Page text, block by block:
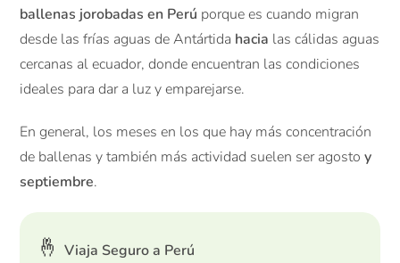
ballenas jorobadas en Perú porque es cuando migran
desde las frías aguas de Antártida hacia las cálidas aguas
cercanas al ecuador, donde encuentran las condiciones
ideales para dar a luz y emparejarse.
En general, los meses en los que hay más concentración
de ballenas y también más actividad suelen ser agostoy
septiembre.
🤞 Viaja Seguro a Perú